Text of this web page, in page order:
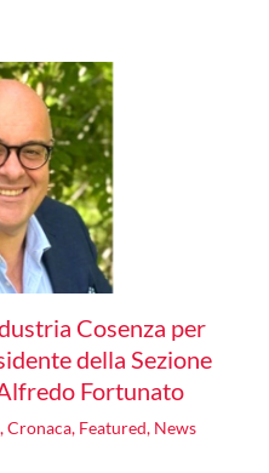
Cosenza per
della Sezione
Fortunato
,Cronaca, Featured, News